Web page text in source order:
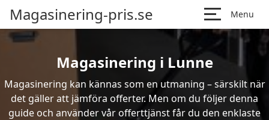
Magasinering-pris.se Menu
Magasinering i Lunne
Magasinering kan kännas som en utmaning – särskilt när
det gäller att jämföra offerter. Men om du följer denna
guide och använder vår offerttjänst får du den enklaste